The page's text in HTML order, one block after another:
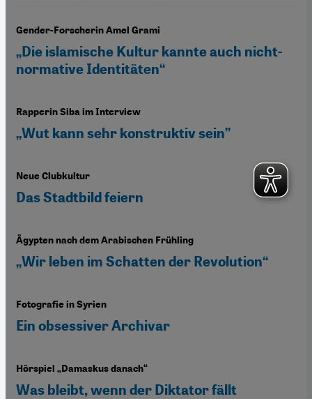
Gender-Forscherin Amel Grami
„Die islamische Kultur kannte auch nicht-
normative Identitäten“
Rapperin Siba im Interview
„Wut kann sehr konstruktiv sein”
Neue Clubkultur
Das Stadtbild feiern
Ägypten nach dem Arabischen Frühling
„Wir leben im Schatten der Revolution“
Fotografie in Syrien
Ein obsessiver Archivar
Hörspiel „Damaskus danach“
Was bleibt, wenn der Diktator fällt